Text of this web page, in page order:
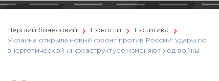
Перший бізнесовий Новости
Политика
Украина открыла новый фронт против России: удары по
энергетической инфраструктуре изменяют ход войны